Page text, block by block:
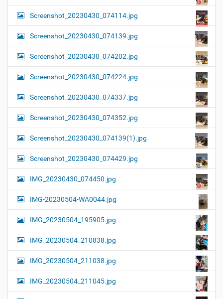
Screenshot_20230430_074114.jpg
Screenshot_20230430_074139.jpg
Screenshot_20230430_074202.jpg
Screenshot_20230430_074224.jpg
Screenshot_20230430_074337.jpg
Screenshot_20230430_074352.jpg
Screenshot_20230430_074139(1).jpg
Screenshot_20230430_074429.jpg
IMG_20230430_074450.jpg
IMG-20230504-WA0044.jpg
IMG_20230504_195905.jpg
IMG_20230504_210838.jpg
IMG_20230504_211038.jpg
IMG_20230504_211045.jpg